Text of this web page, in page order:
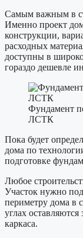
Самым важным в
Именно проект
конструкции,
расходных
доступны в
гораздо дешевле
Фундамент
ЛСТК
Пока будет
дома по
подготовке
Любое
Участок нужно
периметру дома в
углах
каркаса.